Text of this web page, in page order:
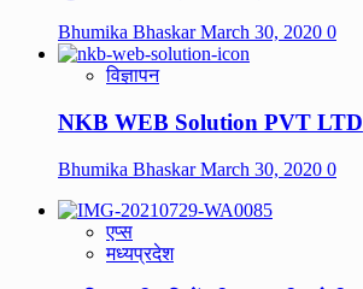
Bhumika BhaskarMarch 30, 2020 0
विज्ञापन
NKB WEB Solution PVT LTD
Bhumika BhaskarMarch 30, 2020 0
एप्स
मध्यप्रदेश